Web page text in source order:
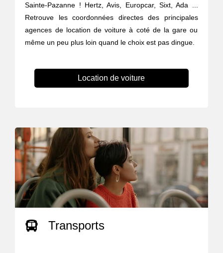
Sainte-Pazanne ! Hertz, Avis, Europcar, Sixt, Ada ...
Retrouve les coordonnées directes des principales
agences de location de voiture à coté de la gare ou
même un peu plus loin quand le choix est pas dingue.
Location de voiture
Transports